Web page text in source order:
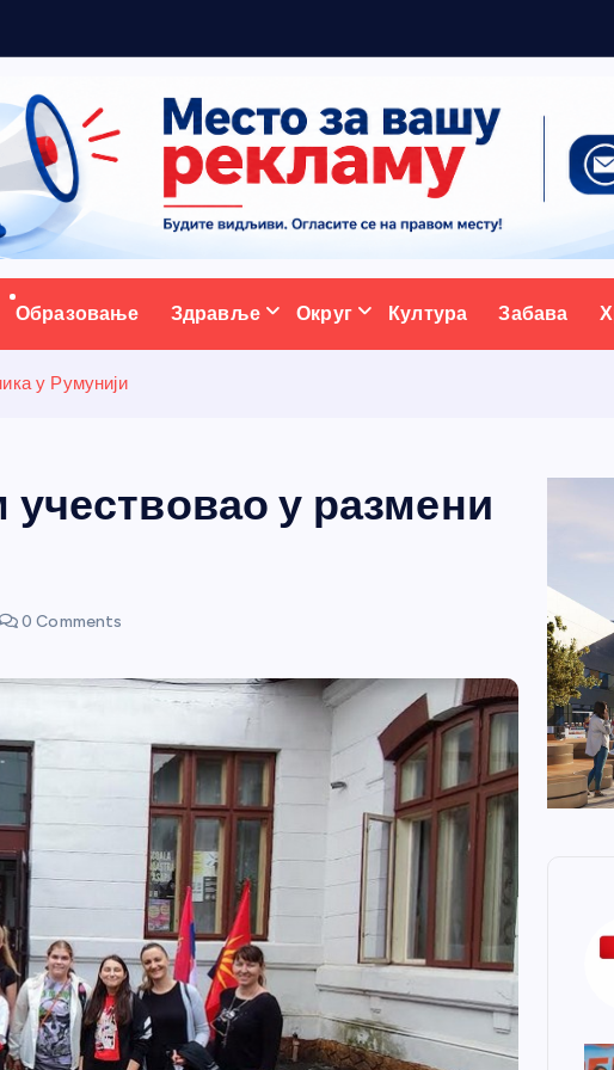
портал
Образовање Здравље Округ Култура Забава
у Румунији
у размени
0 Comments